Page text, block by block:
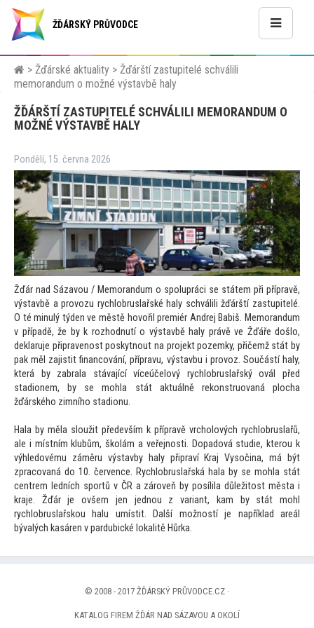
ŽĎÁRSKÝ PRŮVODCE
> Žďárské aktuality > Žďárští zastupitelé schválili
memorandum o možné výstavbě haly
ŽĎÁRŠTÍ ZASTUPITELÉ SCHVÁLILI MEMORANDUM O
MOŽNÉ VÝSTAVBĚ HALY
Pondělí, 15. června 2026
Žďár nad Sázavou / Memorandum o spolupráci se státem při přípravě,
výstavbě a provozu rychlobruslařské haly schválili žďárští zastupitelé.
O té minulý týden ve městě hovořil premiér Andrej Babiš. Memorandum
v případě, že by k rozhodnutí o výstavbě haly právě ve Žďáře došlo,
deklaruje připravenost poskytnout na projekt pozemky, přičemž stát by
pak měl zajistit financování, přípravu, výstavbu i provoz. Součástí haly,
která by zabrala stávající víceúčelový rychlobruslařský ovál před
stadionem, by se mohla stát aktuálně rekonstruovaná plocha
žďárského zimního stadionu.
Hala by měla sloužit především k přípravě vrcholových rychlobruslařů,
ale i místním klubům, školám a veřejnosti. Dopadová studie, kterou k
výhledovému záměru výstavby haly připraví Kraj Vysočina, má být
zpracovaná do 10. července. Rychlobruslařská hala by se mohla stát
centrem ledních sportů v ČR a zároveň by posílila důležitost města i
kraje. Žďár je ovšem jen jednou z variant, kam by stát mohl
rychlobruslařskou halu umístit. Další možností je například areál
bývalých kasáren v pardubické lokalitě Hůrka.
© 2008 - 2017 ŽĎÁRSKÝ PRŮVODCE.CZ ·
KATALOG FIREM ŽĎÁR NAD SÁZAVOU A OKOLÍ